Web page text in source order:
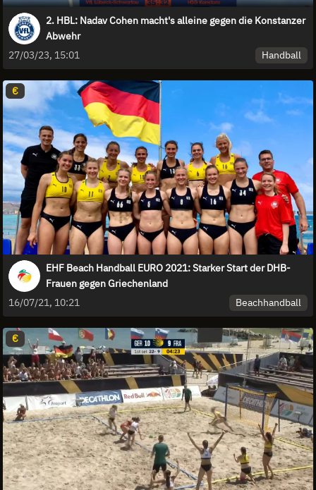
2. HBL: Nadav Cohen macht's alleine gegen die Konstanzer
Abwehr
27/03/23, 15:01
Handball
€
EHF Beach Handball EURO 2021: Starker Start der DHB-
Frauen gegen Griechenland
16/07/21, 10:21
Beachhandball
€